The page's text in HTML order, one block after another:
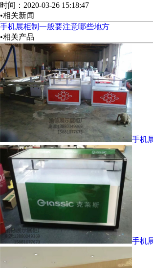
时间：2020-03-26 15:18:47
•相关新闻
手机展柜制一般要注意哪些地方
•相关产品
手机
手机